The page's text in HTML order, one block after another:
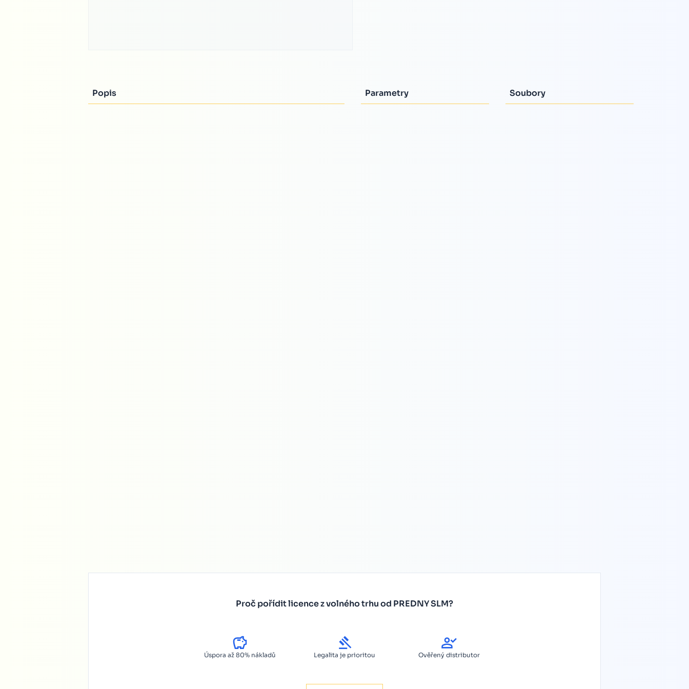
Popis Parametry Soubory
Proč pořídit licence z volného trhu od PREDNY SLM?
Úspora až 80% nákladů Legalita je prioritou Ověřený distributor